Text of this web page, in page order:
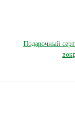
Подарочный